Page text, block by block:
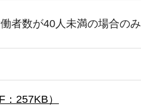
者数が40人未満の場合のみ
257KB）